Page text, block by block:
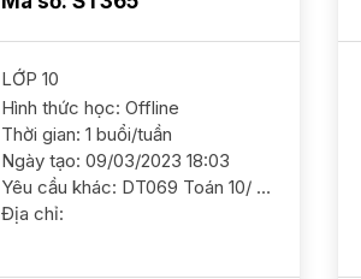
LỚP 10
Hình thức học: Offline
Thời gian: 1 buổi/tuần
Ngày tạo: 09/03/2023 18:03
Yêu cầu khác: DT069 Toán 10/ HS nam/ THPT HES/ HL TBK Cần nắm chắc kiến thức cơ bản và nâng cao thêm GS nam nữ ok. ĐC A7 CC An Bình city, Phạm Văn Đồng Học phí 180-200
Địa chỉ: